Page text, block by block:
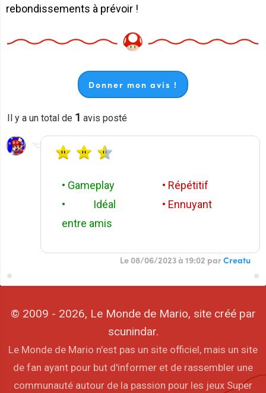
rebondissements à prévoir !
Donner mon avis !
Il y a un total de 1 avis posté
• Gameplay
• Idéal
entre amis
• Répétitif
• Ennuyant
Le 08/06/2023 à 19:02 parCreatu
© 2009 - 2026, Le Monde de Mario, site créé par
scunindar.
Le Monde de Mario n'est pas un site officiel, mais un site
de fan ayant pour but d'informer et de rassembler une
communauté autour de la passion pour les jeux Super